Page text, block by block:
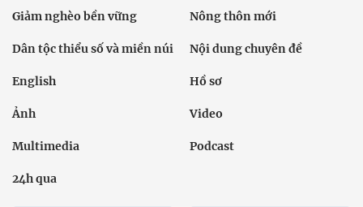
Giảm nghèo bền vững Nông thôn mới
Dân tộc thiểu số và miền núi Nội dung chuyên đề
English Hồ sơ
Ảnh Video
Multimedia Podcast
24h qua